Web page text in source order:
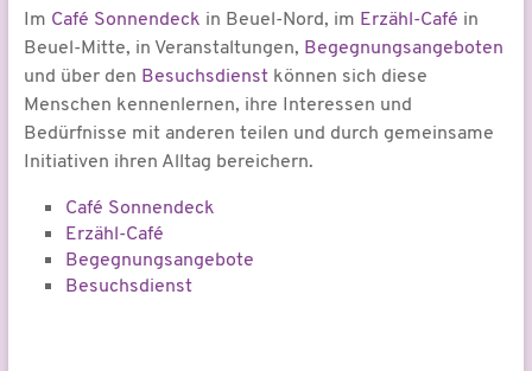
Im Café Sonnendeck in Beuel-Nord, im Erzähl-Café in
Beuel-Mitte, in Veranstaltungen, Begegnungsangeboten
und über den Besuchsdienstkönnen sich diese
Menschen kennenlernen, ihre Interessen und
Bedürfnisse mit anderen teilen und durch gemeinsame
Initiativen ihren Alltag bereichern.
Café Sonnendeck
Erzähl-Café
Begegnungsangebote
Besuchsdienst